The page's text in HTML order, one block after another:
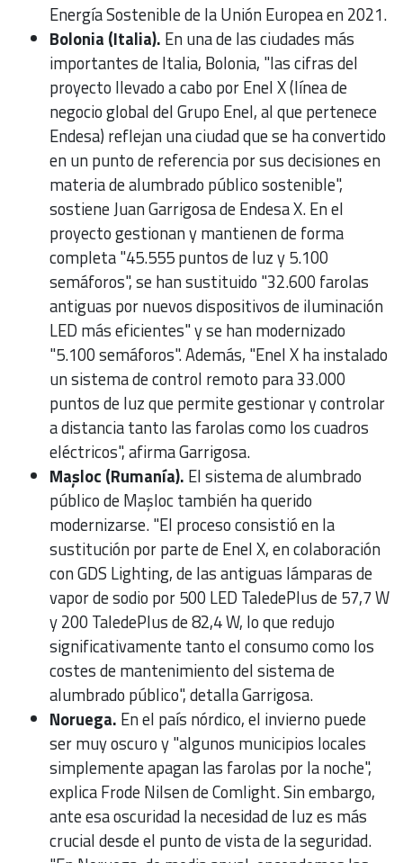
Energía Sostenible de la Unión Europea en 2021.
Bolonia (Italia). En una de las ciudades más
importantes de Italia, Bolonia, "las cifras del
proyecto llevado a cabo por Enel X (línea de
negocio global del Grupo Enel, al que pertenece
Endesa) reflejan una ciudad que se ha convertido
en un punto de referencia por sus decisiones en
materia de alumbrado público sostenible",
sostiene Juan Garrigosa de Endesa X. En el
proyecto gestionan y mantienen de forma
completa "45.555 puntos de luz y 5.100
semáforos", se han sustituido "32.600 farolas
antiguas por nuevos dispositivos de iluminación
LED más eficientes" y se han modernizado
"5.100 semáforos". Además, "Enel X ha instalado
un sistema de control remoto para 33.000
puntos de luz que permite gestionar y controlar
a distancia tanto las farolas como los cuadros
eléctricos", afirma Garrigosa.
Mașloc (Rumanía). El sistema de alumbrado
público de Mașloc también ha querido
modernizarse. "El proceso consistió en la
sustitución por parte de Enel X, en colaboración
con GDS Lighting, de las antiguas lámparas de
vapor de sodio por 500 LED TaledePlus de 57,7 W
y 200 TaledePlus de 82,4 W, lo que redujo
significativamente tanto el consumo como los
costes de mantenimiento del sistema de
alumbrado público", detalla Garrigosa.
Noruega. En el país nórdico, el invierno puede
ser muy oscuro y "algunos municipios locales
simplemente apagan las farolas por la noche",
explica Frode Nilsen de Comlight. Sin embargo,
ante esa oscuridad la necesidad de luz es más
crucial desde el punto de vista de la seguridad.